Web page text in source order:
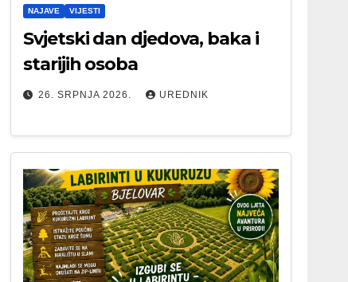
NAJAVE VIJESTI
Svjetski dan djedova, baka i
starijih osoba
26. SRPNJA 2026. UREDNIK